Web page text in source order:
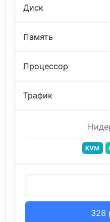
Диск
Память
Процессор
Трафик
KVM
328